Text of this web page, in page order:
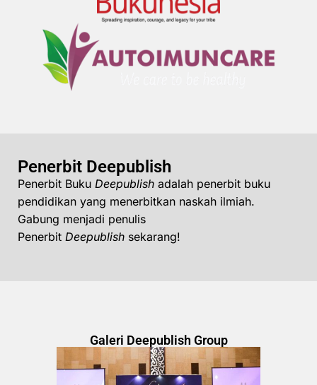
Penerbit Deepublish
Penerbit Buku Deepublish adalah penerbit buku
pendidikan yang menerbitkan naskah ilmiah.
Gabung menjadi penulis
Penerbit Deepublish sekarang!
Galeri Deepublish Group